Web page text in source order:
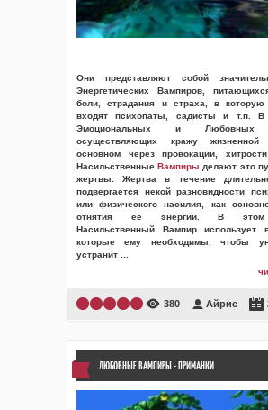
Они представляют собой
Энергетических Вампиров,
боли, страдания и страха, в
входят психопаты, садисты и т.п. В
Эмоциональных и Любовных
осуществляющих кражу
основном через провокации,
Насильственные Вампиры делают это
жертвы. Жертва в течение
подвергается некой разновидности
или физического насилия, как
отнятия ее энергии. В этом
Насильственный Вампир использует
которые ему необходимы, чтобы
устранит ...
380 Айрис
ЛЮБОВНЫЕ ВАМПИРЫ - ПРИМАНКИ